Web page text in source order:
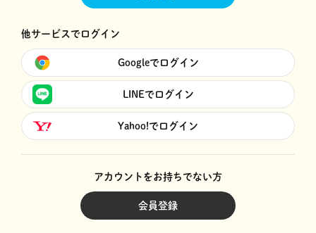
他サービスでログイン
Googleでログイン
LINEでログイン
Yahoo!でログイン
アカウントをお持ちでない方
会員登録